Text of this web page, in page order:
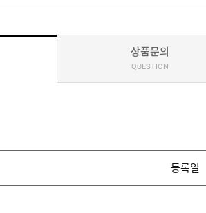
상품문의
QUESTION
등록일